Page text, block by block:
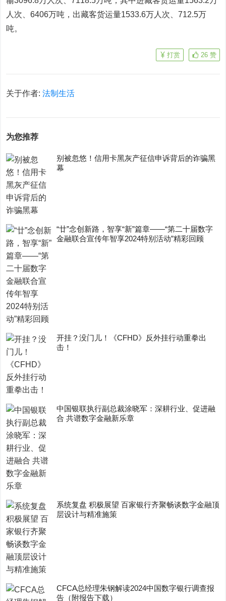
人次、6406万吨，出藏客货运量1533.6万人次、712.5万
吨。
26 赞
打赏
关于作者:法制生活
为您推荐
别被忽悠！信用卡黑灰产征信申诉背后的诈骗黑
幕
“廿”念创新路，智享“新”篇章——“第二十届数字
金融联合宣传年智享2024特别活动”精彩回顾
开挂？没门儿！《CFHD》反外挂行动重拳出
击！
中国银联执行副总裁涂晓军：深耕行业、促进融
合 共谱数字金融新乐章
系统复盘 积极展望 百家银行齐聚畅谈数字金融顶
层设计与精准施策
CFCA总经理朱钢解读2024中国数字银行调查报
告（附报告下载）